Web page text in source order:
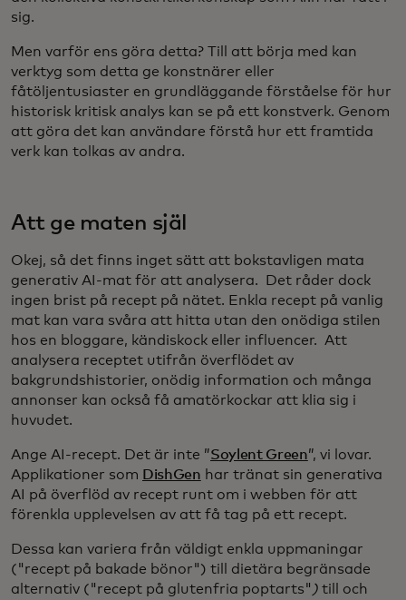
sig.
Men varför ens göra detta? Till att börja med kan
verktyg som detta ge konstnärer eller
fåtöljentusiaster en grundläggande förståelse för hur
historisk kritisk analys kan se på ett konstverk. Genom
att göra det kan användare förstå hur ett framtida
verk kan tolkas av andra.
Att ge maten själ
Okej, så det finns inget sätt att bokstavligen mata
generativ AI-mat för att analysera. Det råder dock
ingen brist på recept på nätet. Enkla recept på vanlig
mat kan vara svåra att hitta utan den onödiga stilen
hos en bloggare, kändiskock eller influencer. Att
analysera receptet utifrån överflödet av
bakgrundshistorier, onödig information och många
annonser kan också få amatörkockar att klia sig i
huvudet.
Ange AI-recept. Det är inte ”Soylent Green”, vi lovar.
Applikationer som DishGen har tränat sin generativa
AI på överflöd av recept runt om i webben för att
förenkla upplevelsen av att få tag på ett recept.
Dessa kan variera från väldigt enkla uppmaningar
("recept på bakade bönor") till dietära begränsade
alternativ ("recept på glutenfria poptarts" ) till och